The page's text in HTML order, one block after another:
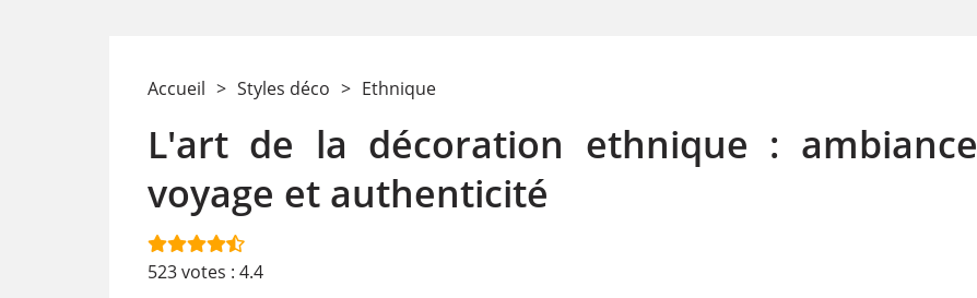
Accueil > Styles déco > Ethnique
L'art de la décoration ethnique : ambiance
voyage et authenticité
523votes : 4.4